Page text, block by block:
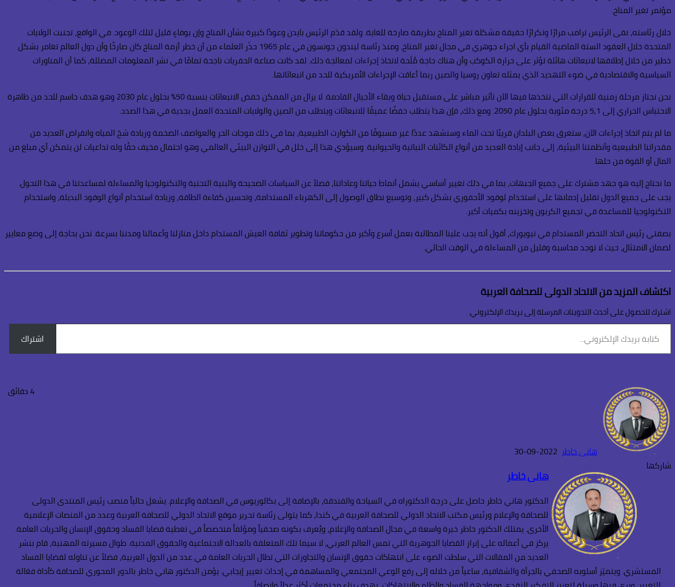
مؤتمر تغير المناخ.
خلال رئاسته، نفى الرئيس ترامب مرارًا وتكرارًا حقيقة مشكلة تغير المناخ بطريقة صارخة للغاية. ولقد قدّم الرئيس بايدن وعودًا كبيرة بشأن المناخ وإن بوفاءٍ قليل لتلك الوعود. في الواقع، تجنبت الولايات
المتحدة خلال العقود الستة الماضية القيام بأي اجراء جوهري في مجال تغير المناخ. ومنذ رئاسة ليندون جونسون في عام 1965 حذّر العلماء من أن خطر أزمة المناخ كان صارخًا وأن دول العالم تغامر بشكل
خطير من خلال إطلاقها لانبعاثات هائلة تؤثر على حرارة الكوكب وأن هناك حاجة مُلّحة لاتخاذ إجراءات لمعالجة ذلك. لقد كانت صناعة الحفريات ناجحة تمامًا في نشر المعلومات المضللة، كما أن المناورات
السياسية والاقتصادية في ضوء التهديد الذي يمثله تعاون روسيا والصين ربما أعاقت الإجراءات الأمريكية للحد من انبعاثاتها.
نحن نجتاز مرحلة زمنية للقرارات التي نتخذها فيها الآن تأثير مباشر على مستقبل حياة وبقاء الأجيال القادمة. لا يزال من الممكن خفض الانبعاثات بنسبة 50٪ بحلول عام 2030 وهو هدف حاسم للحد من ظاهرة
الاحتباس الحراري إلى 5,1 درجة مئوية بحلول عام 2050. ومع ذلك، فإن هذا يتطلب خفضًا عميقًا للانبعاثات ويتطلب من الصين والولايات المتحدة العمل بجدية في هذا الصدد.
ما لم يتم اتخاذ إجراءات الآن، ستغرق بعض البلدان قريبًا تحت الماء وسنشهد عددًا غير مسبوقًا من الكوارث الطبيعية، بما في ذلك موجات الحر والعواصف الضخمة وزيادة شحّ المياه وانقراض العديد من
مقدراتنا الطبيعية وأنظمتنا البيئية، إلى جانب إبادة العديد من أنواع الكائنات النباتية والحيوانية. وسيؤدي هذا إلى خلل في التوازن البيئي العالمي وهو احتمال مخيف حقًا وله تداعيات لن يتمكن أي مبلغ من
المال أو القوة من حلها.
ما نحتاج إليه هو جهد مشترك على جميع الجبهات، بما في ذلك تغيير أساسي يشمل أنماط حياتنا وعاداتنا، فضلاً عن السياسات الصحيحة والبنية التحتية والتكنولوجيا والمساءلة لمساعدتنا في هذا التحول.
يجب على جميع الدول تقليل إدمانها على استخدام لوقود الأحفوري بشكل كبير، وتوسيع نطاق الوصول إلى الكهرباء المستدامة، وتحسين كفاءة الطاقة، وزيادة استخدام أنواع الوقود البديلة، واستخدام
التكنولوجيا للمساعدة في تجميع الكربون وتخزينه بكميات أكبر.
بصفتي رئيس اتحاد التحضر المستدام في نيويورك، أقول أنه يجب علينا المطالبة بعمل أسرع وأكبر من حكوماتنا وتطوير ثقافة العيش المستدام داخل منازلنا وأعمالنا ومدننا بسرعة. نحن بحاجة إلى وضع معايير
لضمان الامتثال، حيث لا توجد محاسبة وقليل من المساءلة في الوقت الحالي.
اكتشاف المزيد من الاتحاد الدولى للصحافة العربية
اشترك للحصول على أحدث التدوينات المرسلة إلى بريدك الإلكتروني.
بريدك
الإلكتروني...
اشتراك
هانى خاطر 2022-09-30
4 دقائق
شاركها
هانى خاطر
الدكتور هاني خاطر حاصل على درجة الدكتوراه في السياحة والفندقة، بالإضافة إلى بكالوريوس في الصحافة والإعلام. يشغل حالياً منصب رئيس المنتدى الدولى
للصحافة والإعلام ورئيس مكتب الاتحاد الدولي للصحافة العربية في كندا، كما يتولى رئاسة تحرير موقع الاتحاد الدولي للصحافة العربية وعدد من المنصات الإعلامية
الأخرى. يمتلك الدكتور خاطر خبرة واسعة في مجال الصحافة والإعلام، ويُعرف بكونه صحفياً ومؤلفاً متخصصاً في تغطية قضايا الفساد وحقوق الإنسان والحريات العامة.
يركز في أعماله على إبراز القضايا الجوهرية التي تمس العالم العربي، لا سيما تلك المتعلقة بالعدالة الاجتماعية والحقوق المدنية. طوال مسيرته المهنية، قام بنشر
العديد من المقالات التي سلطت الضوء على انتهاكات حقوق الإنسان والتجاوزات التي تطال الحريات العامة في عدد من الدول العربية، فضلاً عن تناوله لقضايا الفساد
المستشري. ويتميّز أسلوبه الصحفي بالجرأة والشفافية، ساعياً من خلاله إلى رفع الوعي المجتمعي والمساهمة في إحداث تغيير إيجابي. يؤمن الدكتور هاني خاطر بالدور المحوري للصحافة كأداة فعّالة